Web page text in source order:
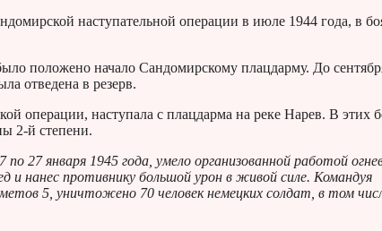
наступательной операции в июле 1944 года, в
положено начало Сандомирскому плацдарму. До
отведена в резерв.
операции, наступала с плацдарма на реке Нарев. В этих
2-й степени.
27 января 1945 года, умело организованной работой
и нанес противнику большой урон в живой силе. Командуя
5, уничтожено 70 человек немецких солдат, в том